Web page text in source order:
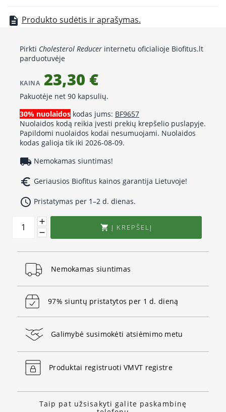
Klaipėda, Mokyklos g. 13
Elektrėnai, Taikos g. 4
Sasnava, Žaliosios g. 2-5
Seirijai, Vytauto g. 15
Šakiai, V. Kudirkos g. 48
Šiauliai, Lyros g. 13
Šiauliai, Vilniaus g. 208
Venta, Žemaičių g. 31
Vilnius, Žolyno g. 2A
Vilnius, Kęstučio g. 9
description Produkto sudėtis ir aprašymas.
Pirkti Cholesterol Reducer internetu oficialioje Biofitus.lt
parduotuvėje
KAINA 23,30 €
Pakuotėje net 90 kapsulių.
30% nuolaidos kodas jums: BF9657
Nuolaidos kodą reikia įvesti prekių krepšelio puslapyje.
Papildomi nuolaidos kodai nesumuojami. Nuolaidos
kodas galioja tik iki 2026-08-09.
local_shipping Nemokamas siuntimas!
euro_symbol Geriausios Biofitus kainos garantija Lietuvoje!
access_time Pristatymas per 1–2 d. dienas.
 Į KREPŠELĮ
Nemokamas siuntimas
97% siuntų pristatytos per 1 d. dieną
Galimybė susimokėti atsiėmimo metu
Produktai registruoti VMVT registre
Taip pat užsisakyti galite paskambinę